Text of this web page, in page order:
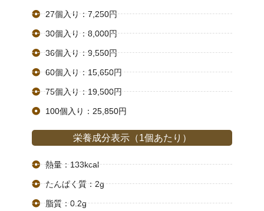
27個入り：7,250円
30個入り：8,000円
36個入り：9,550円
60個入り：15,650円
75個入り：19,500円
100個入り：25,850円
栄養成分表示（1個あたり）​
熱量：133kcal
たんぱく質：2g
脂質：0.2g